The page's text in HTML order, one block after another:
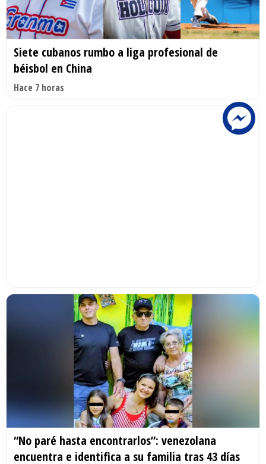
Siete cubanos rumbo a liga profesional de
béisbol en China
Hace 7 horas
“No paré hasta encontrarlos”: venezolana
encuentra e identifica a su familia tras 43 días